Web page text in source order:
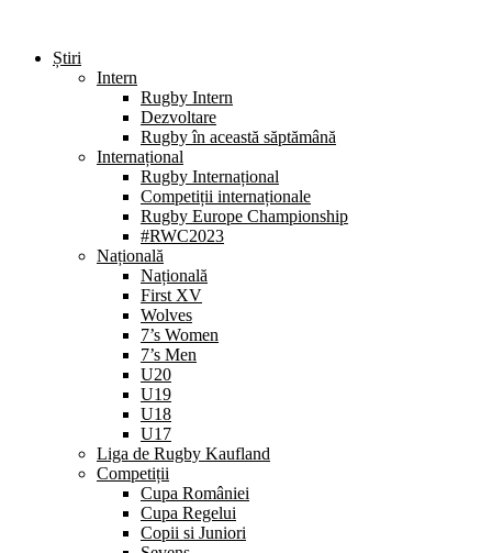
Știri
Intern
Rugby Intern
Dezvoltare
Rugby în această săptămână
Internațional
Rugby Internațional
Competiții internaționale
Rugby Europe Championship
#RWC2023
Națională
Națională
First XV
Wolves
7’s Women
7’s Men
U20
U19
U18
U17
Liga de Rugby Kaufland
Competiții
Cupa României
Cupa Regelui
Copii si Juniori